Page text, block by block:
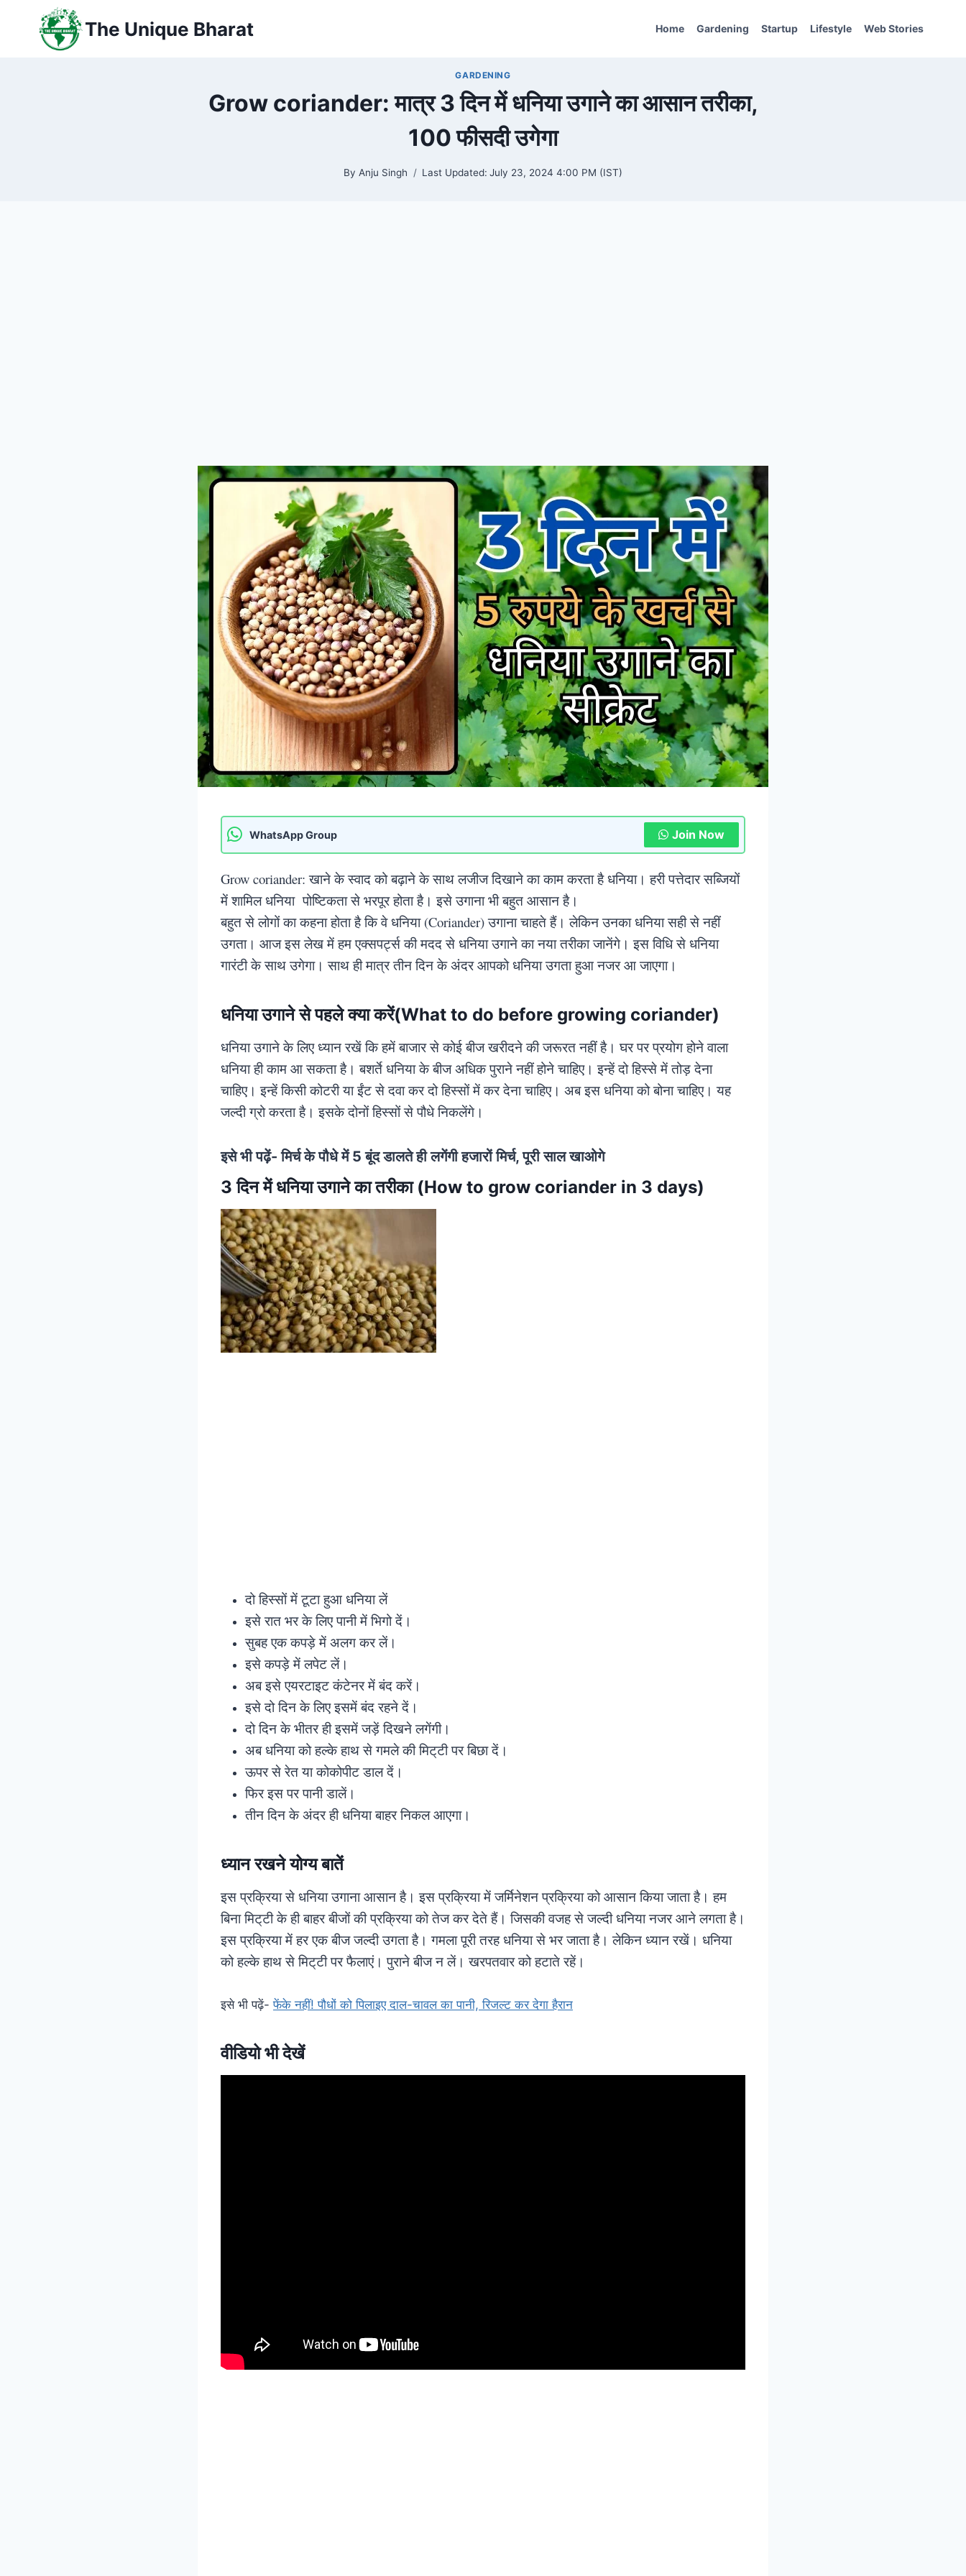
The Unique Bharat Home Gardening Startup Lifestyle Web Stories
GARDENING
Grow coriander: मात्र 3 दिन में धनिया उगाने का आसान तरीका,
100 फीसदी उगेगा
By Anju Singh Last Updated: July 23, 2024 4:00 PM (IST)
WhatsApp Group Join Now
Grow coriander: खाने के स्वाद को बढ़ाने के साथ लजीज दिखाने का काम करता है धनिया। हरी पत्तेदार सब्जियों
में शामिल धनिया पोष्टिकता से भरपूर होता है। इसे उगाना भी बहुत आसान है।
बहुत से लोगों का कहना होता है कि वे धनिया (Coriander) उगाना चाहते हैं। लेकिन उनका धनिया सही से नहीं
उगता। आज इस लेख में हम एक्सपर्ट्स की मदद से धनिया उगाने का नया तरीका जानेंगे। इस विधि से धनिया
गारंटी के साथ उगेगा। साथ ही मात्र तीन दिन के अंदर आपको धनिया उगता हुआ नजर आ जाएगा।
धनिया उगाने से पहले क्या करें(What to do before growing coriander)
धनिया उगाने के लिए ध्यान रखें कि हमें बाजार से कोई बीज खरीदने की जरूरत नहीं है। घर पर प्रयोग होने वाला
धनिया ही काम आ सकता है। बशर्ते धनिया के बीज अधिक पुराने नहीं होने चाहिए। इन्हें दो हिस्से में तोड़ देना
चाहिए। इन्हें किसी कोटरी या ईंट से दवा कर दो हिस्सों में कर देना चाहिए। अब इस धनिया को बोना चाहिए। यह
जल्दी ग्रो करता है। इसके दोनों हिस्सों से पौधे निकलेंगे।
इसे भी पढ़ें-मिर्च के पौधे में 5 बूंद डालते ही लगेंगी हजारों मिर्च, पूरी साल खाओगे
3 दिन में धनिया उगाने का तरीका (How to grow coriander in 3 days)
दो हिस्सों में टूटा हुआ धनिया लें
इसे रात भर के लिए पानी में भिगो दें।
सुबह एक कपड़े में अलग कर लें।
इसे कपड़े में लपेट लें।
अब इसे एयरटाइट कंटेनर में बंद करें।
इसे दो दिन के लिए इसमें बंद रहने दें।
दो दिन के भीतर ही इसमें जड़ें दिखने लगेंगी।
अब धनिया को हल्के हाथ से गमले की मिट्‌टी पर बिछा दें।
ऊपर से रेत या कोकोपीट डाल दें।
फिर इस पर पानी डालें।
तीन दिन के अंदर ही धनिया बाहर निकल आएगा।
ध्यान रखने योग्य बातें
इस प्रक्रिया से धनिया उगाना आसान है। इस प्रक्रिया में जर्मिनेशन प्रक्रिया को आसान किया जाता है। हम
बिना मिट्‌टी के ही बाहर बीजों की प्रक्रिया को तेज कर देते हैं। जिसकी वजह से जल्दी धनिया नजर आने लगता है।
इस प्रक्रिया में हर एक बीज जल्दी उगता है। गमला पूरी तरह धनिया से भर जाता है। लेकिन ध्यान रखें। धनिया
को हल्के हाथ से मिट्‌टी पर फैलाएं। पुराने बीज न लें। खरपतवार को हटाते रहें।
इसे भी पढ़ें-फेंके नहीं! पौधों को पिलाइए दाल-चावल का पानी, रिजल्ट कर देगा हैरान
वीडियो भी देखें